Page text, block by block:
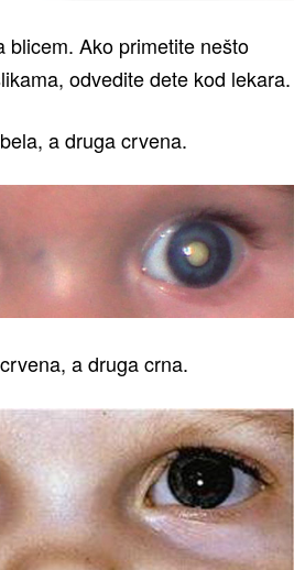
blicem. Ako primetite nešto
odvedite dete kod lekara.
a druga crvena.
a druga crna.